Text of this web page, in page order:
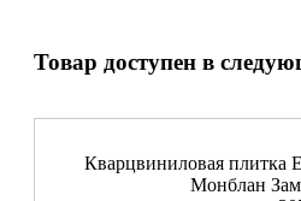
Товар доступен в
Кварцвиниловая плитка
Монблан